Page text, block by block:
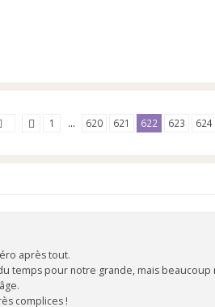
1 … 620 621 622 623 624
après tout.
temps pour notre grande, mais beaucoup
complices !